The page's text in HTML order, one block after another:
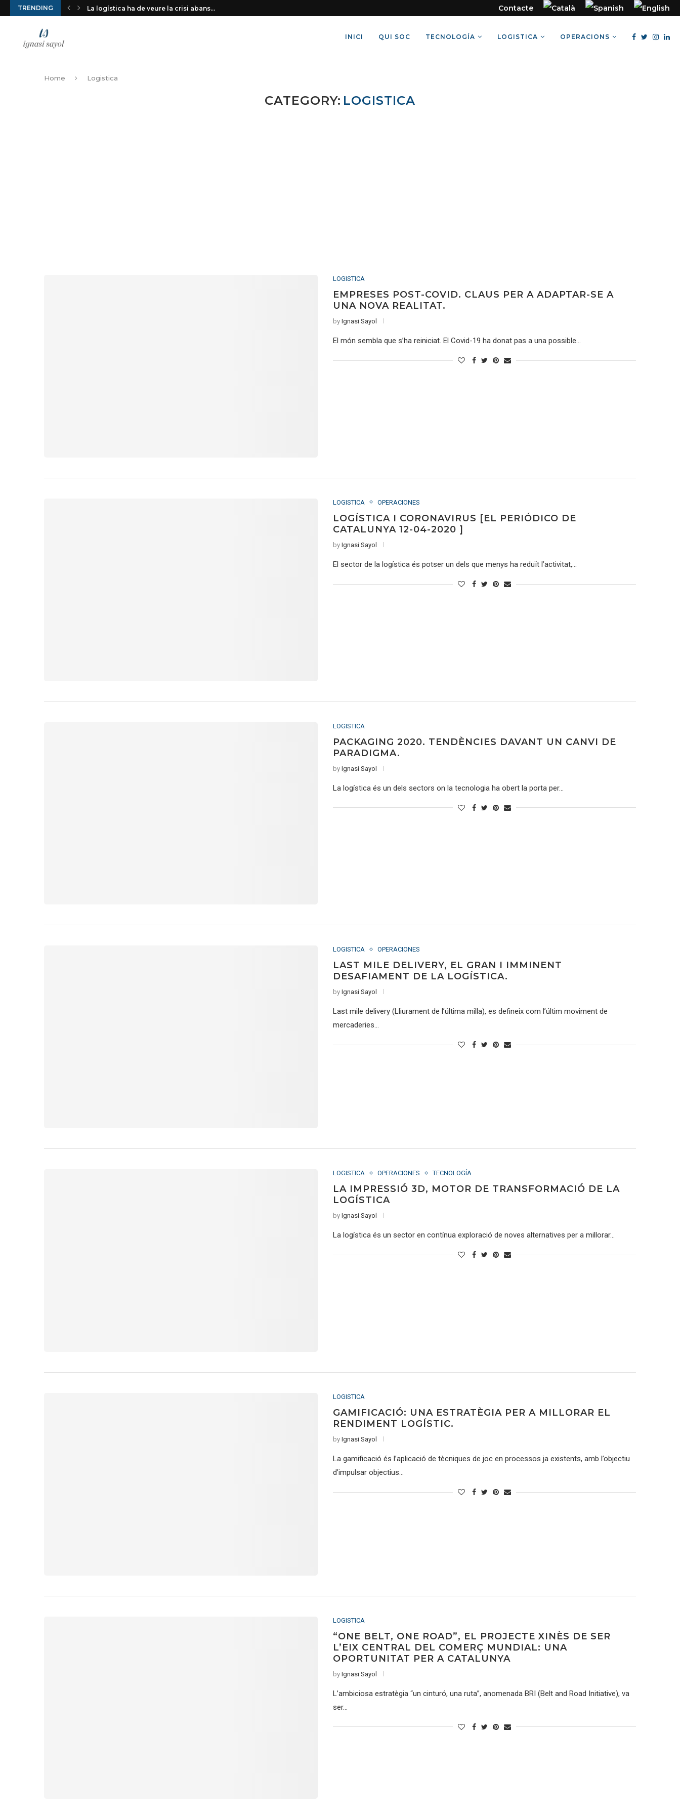
TRENDING La logística ha de veure la crisi abans... Contacte
INICI QUI SOC TECNOLOGÍA LOGISTICA OPERACIONS
Home Logistica
CATEGORY: LOGISTICA
LOGISTICA
EMPRESES POST-COVID. CLAUS PER A ADAPTAR-SE A
UNA NOVA REALITAT.
byIgnasi Sayol
El món sembla que s’ha reiniciat. El Covid-19 ha donat pas a una possible…
LOGISTICA OPERACIONES
LOGÍSTICA I CORONAVIRUS [EL PERIÓDICO DE
CATALUNYA 12-04-2020 ]
byIgnasi Sayol
El sector de la logística és potser un dels que menys ha reduït l’activitat,…
LOGISTICA
PACKAGING 2020. TENDÈNCIES DAVANT UN CANVI DE
PARADIGMA.
byIgnasi Sayol
La logística és un dels sectors on la tecnologia ha obert la porta per…
LOGISTICA OPERACIONES
LAST MILE DELIVERY, EL GRAN I IMMINENT
DESAFIAMENT DE LA LOGÍSTICA.
byIgnasi Sayol
Last mile delivery (Lliurament de l’última milla), es defineix com l’últim moviment de
mercaderies…
LOGISTICA OPERACIONES TECNOLOGÍA
LA IMPRESSIÓ 3D, MOTOR DE TRANSFORMACIÓ DE LA
LOGÍSTICA
byIgnasi Sayol
La logística és un sector en contínua exploració de noves alternatives per a millorar…
LOGISTICA
GAMIFICACIÓ: UNA ESTRATÈGIA PER A MILLORAR EL
RENDIMENT LOGÍSTIC.
byIgnasi Sayol
La gamificació és l’aplicació de tècniques de joc en processos ja existents, amb l’objectiu
d’impulsar objectius…
LOGISTICA
“ONE BELT, ONE ROAD”, EL PROJECTE XINÈS DE SER
L’EIX CENTRAL DEL COMERÇ MUNDIAL: UNA
OPORTUNITAT PER A CATALUNYA
byIgnasi Sayol
L’ambiciosa estratègia “un cinturó, una ruta”, anomenada BRI (Belt and Road Initiative), va
ser…